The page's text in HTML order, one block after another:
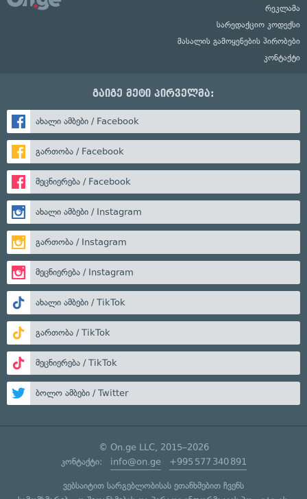
რეკლამა
სარედაქციო კოდექსი
მასალის გამოყენების პირობები
კონტაქტი
გაიგე მეტი პირველმა:
ახალი ამბები / Facebook
გართობა / Facebook
მეცნიერება / Facebook
ახალი ამბები / Instagram
გართობა / Instagram
მეცნიერება / Instagram
ახალი ამბები / TikTok
გართობა / TikTok
მეცნიერება / TikTok
ბოლო ამბები / Twitter
© On.ge LLC, 2015–2026
კონტაქტი: info@on.ge +995 577 340 891
ვებსაიტით სარგებლობისას ეთანხმებით ჩვენს